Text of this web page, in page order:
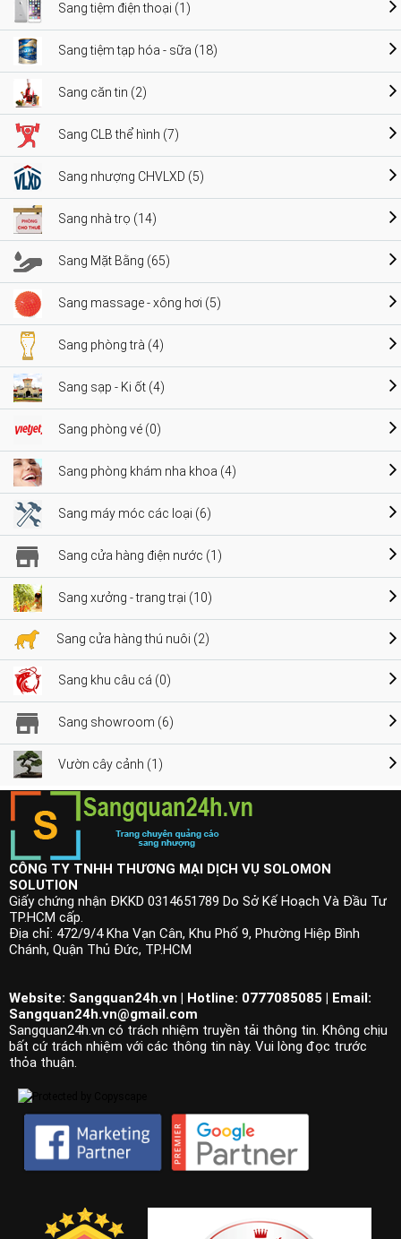
Sang tiệm điện thoại (1)
Sang tiệm tạp hóa - sữa (18)
Sang căn tin (2)
Sang CLB thể hình (7)
Sang nhượng CHVLXD (5)
Sang nhà trọ (14)
Sang Mặt Bằng (65)
Sang massage - xông hơi (5)
Sang phòng trà (4)
Sang sạp - Ki ốt (4)
Sang phòng vé (0)
Sang phòng khám nha khoa (4)
Sang máy móc các loại (6)
Sang cửa hàng điện nước (1)
Sang xưởng - trang trại (10)
Sang cửa hàng thú nuôi (2)
Sang khu câu cá (0)
Sang showroom (6)
Vườn cây cảnh (1)
CÔNG TY TNHH THƯƠNG MẠI DỊCH VỤ SOLOMON
SOLUTION
Giấy chứng nhận ĐKKD 0314651789 Do Sở Kế Hoạch Và Đầu Tư
TP.HCM cấp.
Địa chỉ: 472/9/4 Kha Vạn Cân, Khu Phố 9, Phường Hiệp Bình
Chánh, Quận Thủ Đức, TP.HCM
Website: Sangquan24h.vn | Hotline: 0777085085 | Email:
Sangquan24h.vn@gmail.com
Sangquan24h.vn có trách nhiệm truyền tải thông tin. Không chịu
bất cứ trách nhiệm với các thông tin này. Vui lòng đọc trước
thỏa thuận.